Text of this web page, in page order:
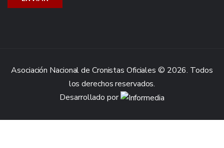
Asociación Nacional de Cronistas Oficiales © 2026. Todos
los derechos reservados.
Desarrollado por